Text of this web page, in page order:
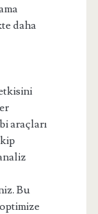
daha
araçları
Bu